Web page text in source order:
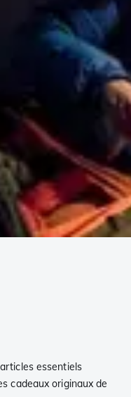
essentiels
cadeaux originaux de